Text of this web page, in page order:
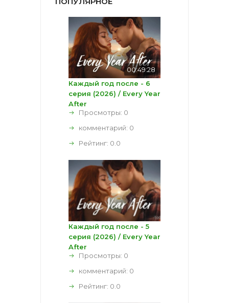
00:49:28
Каждый год после - 6
серия (2026) / Every Year
After
Просмотры: 0
комментарий: 0
Рейтинг: 0.0
Каждый год после - 5
серия (2026) / Every Year
After
Просмотры: 0
комментарий: 0
Рейтинг: 0.0